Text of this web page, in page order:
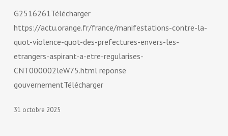
G2516261Télécharger
https://actu.orange.fr/france/manifestations-contre-la-
quot-violence-quot-des-prefectures-envers-les-
etrangers-aspirant-a-etre-regularises-
CNT000002leW75.html reponse
gouvernementTélécharger
31 octobre 2025